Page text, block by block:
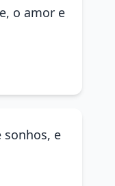
o amor e
sonhos, e